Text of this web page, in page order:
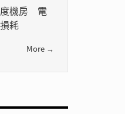
度機房 電
耗
More →